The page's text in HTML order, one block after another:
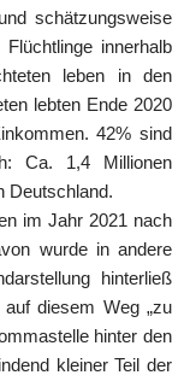
schätzungsweise
innerhalb
leben in den
lebten Ende 2020
42% sind
Ca. 1,4 Millionen
Deutschland.
im Jahr 2021 nach
wurde in andere
hinterließ
diesem Weg „zu
hinter den
kleiner Teil der